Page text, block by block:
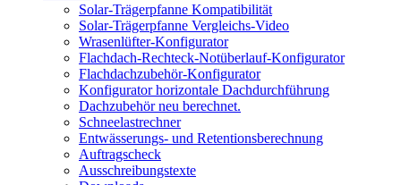
Solar-Trägerpfanne Kompatibilität
Solar-Trägerpfanne Vergleichs-Video
Wrasenlüfter-Konfigurator
Flachdach-Rechteck-Notüberlauf-Konfigurator
Flachdachzubehör-Konfigurator
Konfigurator horizontale Dachdurchführung
Dachzubehör neu berechnet.
Schneelastrechner
Entwässerungs- und Retentionsberechnung
Auftragscheck
Ausschreibungstexte